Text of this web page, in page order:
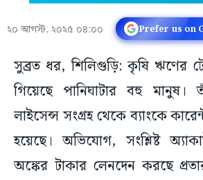
২০ আগস্ট, ২০২৫ ০৪:০০ Prefer us on
সুব্রত ধর, শিলিগুড়ি: কৃষি ঋণের
গিয়েছে পানিঘাটার বহু মানুষ।
লাইসেন্স সংগ্রহ থেকে ব্যাংকে
হয়েছে। অভিযোগ, সংশ্লিষ্ট
অঙ্কের টাকার লেনদেন করছে